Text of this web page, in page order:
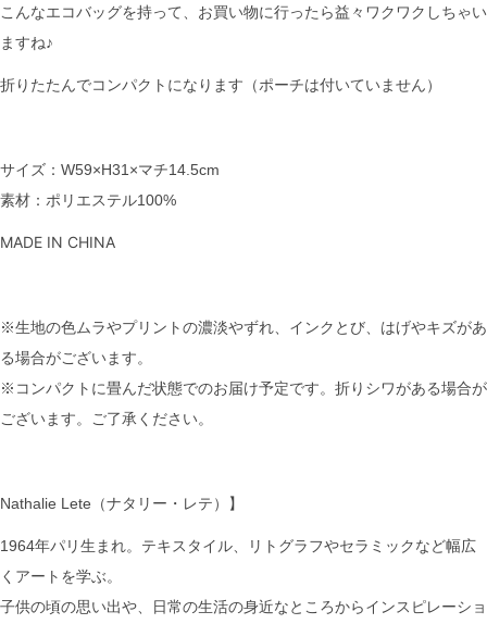
こんなエコバッグを持って、お買い物に行ったら益々ワクワクしちゃい
ますね♪
折りたたんでコンパクトになります（ポーチは付いていません）
サイズ：W59×H31×マチ14.5cm
素材： ポリエステル100%
MADE IN CHINA
※生地の色ムラやプリントの濃淡やずれ、インクとび、はげやキズがあ
る場合がございます。
※コンパクトに畳んだ状態でのお届け予定です。折りシワがある場合が
ございます。ご了承ください。
Nathalie Lete（ナタリー・レテ）】
1964年パリ生まれ。テキスタイル、リトグラフやセラミックなど幅広
くアートを学ぶ。
子供の頃の思い出や、日常の生活の身近なところからインスピレーショ